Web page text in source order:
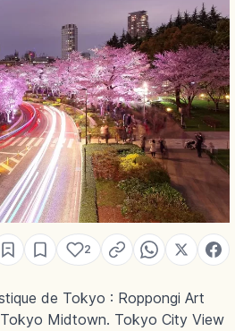
2
de Tokyo : Roppongi Art
Tokyo Midtown. Tokyo City View